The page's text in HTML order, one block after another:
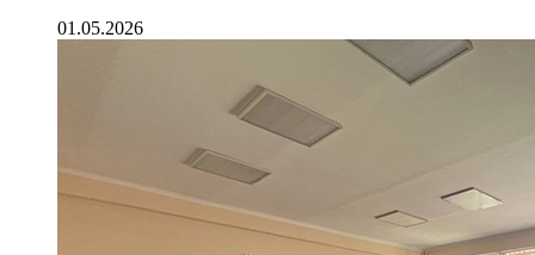
01.05.2026